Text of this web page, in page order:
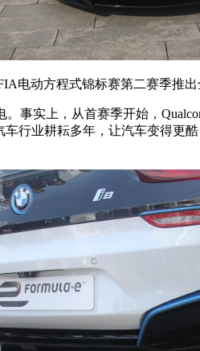
电动方程式锦标赛第二赛季推
。事实上，从首赛季开始，
行业耕耘多年，让汽车变得更